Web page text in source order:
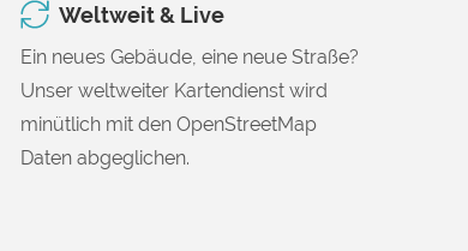
Weltweit & Live
Ein neues Gebäude, eine neue Straße?
Unser weltweiter Kartendienst wird
minütlich mit den OpenStreetMap
Daten abgeglichen.